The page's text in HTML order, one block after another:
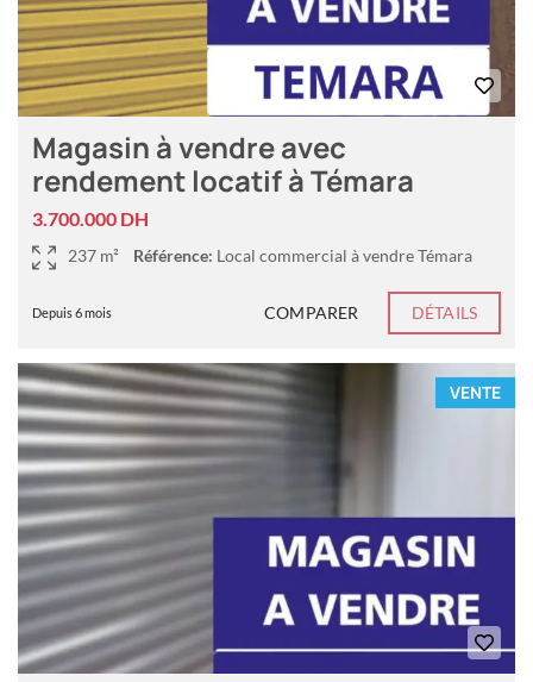
Magasin à vendre avec
rendement locatif à Témara
3.700.000 DH
237 m² Référence: Local commercial à vendre Témara
Depuis 6 mois COMPARER DÉTAILS
VENTE